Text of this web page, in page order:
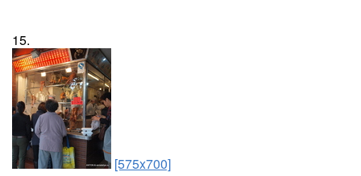
15.
[575x700]